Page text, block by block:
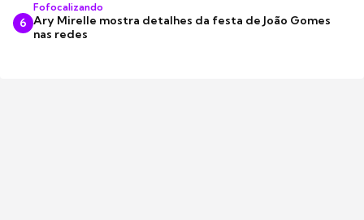
6
Fofocalizando
Ary Mirelle mostra detalhes da festa de João Gomes
nas redes